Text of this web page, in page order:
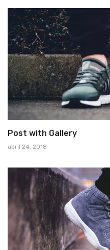
Post with Gallery
abril 24, 2018